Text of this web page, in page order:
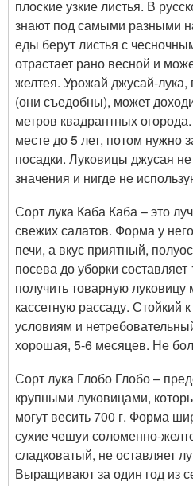
плоские узкие листья. В
знают под самыми разными
еды берут листья с
отрастает рано весной и
желтея. Урожай джусай-лука,
(они съедобны), может
метров квадрантных
месте до 5 лет, потом нужно
посадки. Луковицы джусая
значения и нигде не
Сорт лука Каба Каба – это
свежих салатов. Форма у
печи, а вкус приятный,
посева до уборки
получить товарную
кассетную рассаду. Стойкий
условиям и
хорошая, 5-6 месяцев. Не
Сорт лука Глобо Глобо –
крупными луковицами,
могут весить 700 г. Форма
сухие чешуи соломенно-
сладковатый, не оставляет
Выращивают за один год из